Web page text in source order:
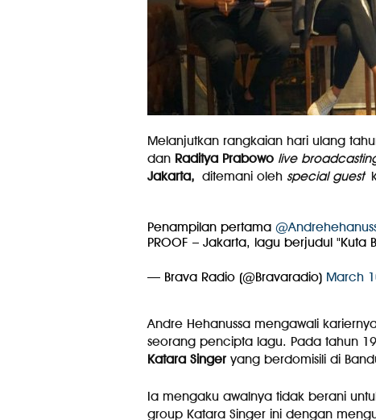
Melanjutkan rangkaian hari ulang
danRaditya Prabowo live
Jakarta, ditemani oleh special guest
Penampilan pertama
PROOF – Jakarta, lagu berjudul "Kuta
— Brava Radio (@Bravaradio) March
Andre Hehanussa mengawali
seorang pencipta lagu. Pada tahun
Katara Singeryang berdomisili di
Ia mengaku awalnya tidak berani
group Katara Singer ini dengan